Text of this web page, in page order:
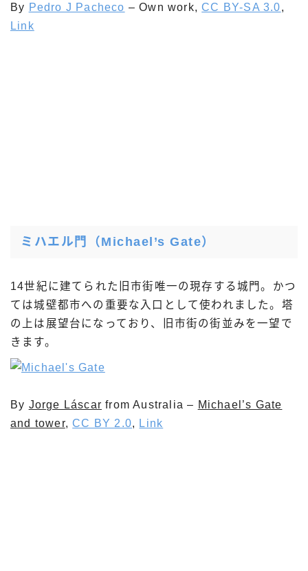
By Pedro J Pacheco –Own work,CC BY-SA 3.0,
Link
ミハエル門（Michael’s Gate）
14世紀に建てられた旧市街唯一の現存する城門。かつ
ては城壁都市への重要な入口として使われました。塔
の上は展望台になっており、旧市街の街並みを一望で
きます。
By Jorge Láscar from Australia – Michael’s Gate
and tower,CC BY 2.0, Link